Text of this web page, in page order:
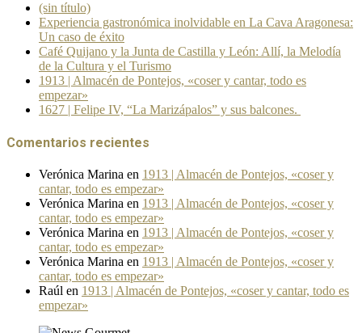
(sin título)
Experiencia gastronómica inolvidable en La Cava Aragonesa:
Un caso de éxito
Café Quijano y la Junta de Castilla y León: Allí, la Melodía
de la Cultura y el Turismo
1913 | Almacén de Pontejos, «coser y cantar, todo es
empezar»
1627 | Felipe IV, “La Marizápalos” y sus balcones.
Comentarios recientes
Verónica Marina en 1913 | Almacén de Pontejos, «coser y
cantar, todo es empezar»
Verónica Marina en 1913 | Almacén de Pontejos, «coser y
cantar, todo es empezar»
Verónica Marina en 1913 | Almacén de Pontejos, «coser y
cantar, todo es empezar»
Verónica Marina en 1913 | Almacén de Pontejos, «coser y
cantar, todo es empezar»
Raúl en 1913 | Almacén de Pontejos, «coser y cantar, todo es
empezar»